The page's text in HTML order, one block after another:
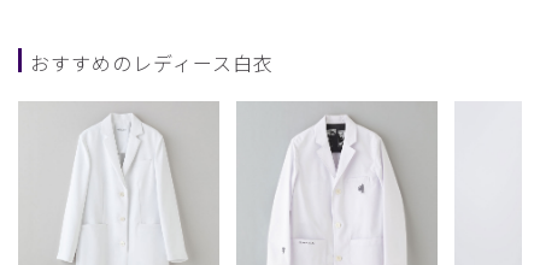
おすすめのレディース白衣